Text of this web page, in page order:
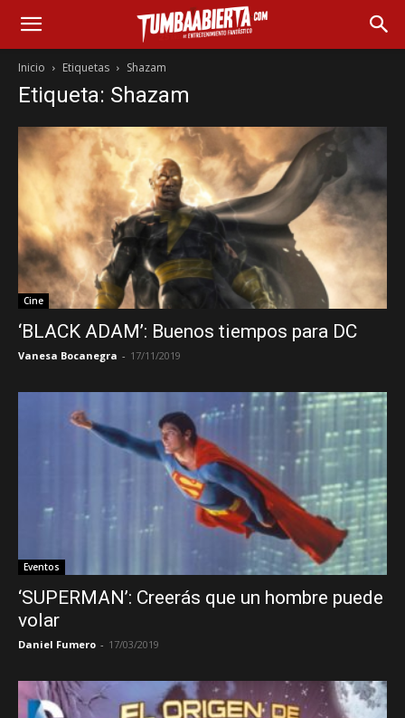
Inicio Etiquetas Shazam
Etiqueta: Shazam
Cine
‘BLACK ADAM’: Buenos tiempos para DC
Vanesa Bocanegra - 17/11/2019
Eventos
‘SUPERMAN’: Creerás que un hombre puede
volar
Daniel Fumero - 17/03/2019